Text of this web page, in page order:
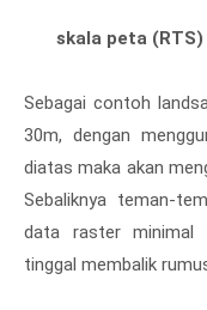
skala peta
Sebagai contoh
30m, dengan
diatas maka akan
Sebaliknya teman-
data raster minimal
tinggal membalik